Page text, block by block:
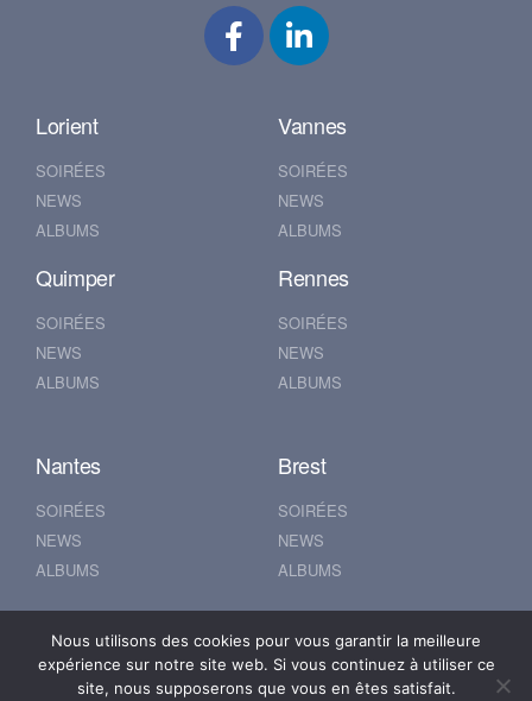
Lorient
SOIRÉES
NEWS
ALBUMS
Vannes
SOIRÉES
NEWS
ALBUMS
Quimper
SOIRÉES
NEWS
ALBUMS
Rennes
SOIRÉES
NEWS
ALBUMS
Nantes
SOIRÉES
NEWS
ALBUMS
Brest
SOIRÉES
NEWS
ALBUMS
© 2019 500POUR100
Mentions Légales
Se connecter
Nous utilisons des cookies pour vous garantir la meilleure
expérience sur notre site web. Si vous continuez à utiliser ce
site, nous supposerons que vous en êtes satisfait.